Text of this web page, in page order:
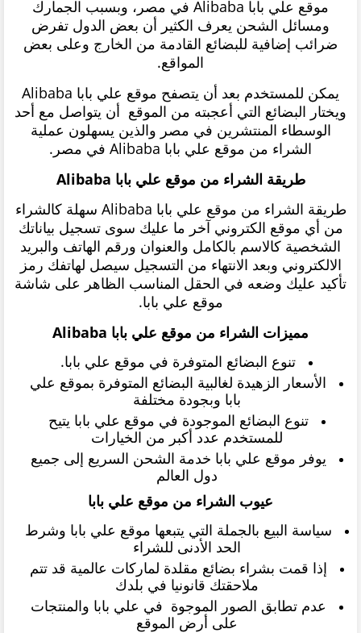
موقع علي بابا Alibaba في مصر، وبسبب الجمارك
ومسائل الشحن يعرف الكثير أن بعض الدول تفرض
ضرائب إضافية للبضائع القادمة من الخارج وعلى بعض
المواقع.
يمكن للمستخدم بعد أن يتصفح موقع علي بابا Alibaba
ويختار البضائع التي أعجبته من الموقع أن يتواصل مع أحد
الوسطاء المنتشرين في مصر والذين يسهلون عملية
الشراء من موقع علي بابا Alibaba في مصر.
طريقة الشراء من موقع علي بابا Alibaba
طريقة الشراء من موقع علي بابا Alibaba سهلة كالشراء
من أي موقع الكتروني آخر ما عليك سوى تسجيل بياناتك
الشخصية كالاسم بالكامل والعنوان ورقم الهاتف والبريد
الالكتروني وبعد الانتهاء من التسجيل سيصل لهاتفك رمز
تأكيد عليك وضعه في الحقل المناسب الظاهر على شاشة
موقع علي بابا.
مميزات الشراء من موقع علي بابا Alibaba
تنوع البضائع المتوفرة في موقع علي بابا.
الأسعار الزهيدة لغالبية البضائع المتوفرة بموقع علي
بابا وبجودة مختلفة
تنوع البضائع الموجودة في موقع علي بابا يتيح
للمستخدم عدد أكبر من الخيارات
يوفر موقع علي بابا خدمة الشحن السريع إلى جميع
دول العالم
عيوب الشراء من موقع علي بابا
سياسة البيع بالجملة التي يتبعها موقع علي بابا وشرط
الحد الأدنى للشراء
إذا قمت بشراء بضائع مقلدة لماركات عالمية قد تتم
ملاحقتك قانونيا في بلدك
عدم تطابق الصور الموجوة في علي بابا والمنتجات
على أرض الموقع